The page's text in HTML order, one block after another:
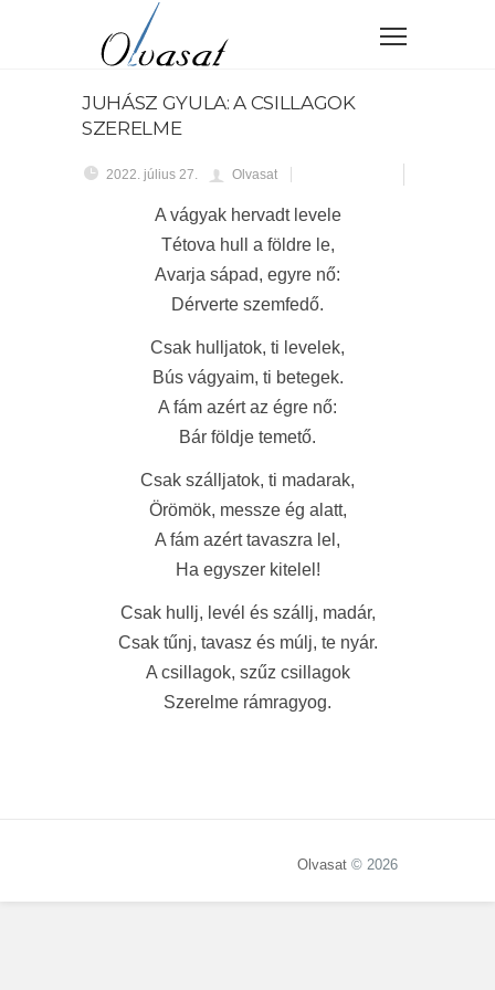
JUHÁSZ GYULA: A CSILLAGOK
SZERELME
2022. július 27. Olvasat
A vágyak hervadt levele
Tétova hull a földre le,
Avarja sápad, egyre nő:
Dérverte szemfedő.
Csak hulljatok, ti levelek,
Bús vágyaim, ti betegek.
A fám azért az égre nő:
Bár földje temető.
Csak szálljatok, ti madarak,
Örömök, messze ég alatt,
A fám azért tavaszra lel,
Ha egyszer kitelel!
Csak hullj, levél és szállj, madár,
Csak tűnj, tavasz és múlj, te nyár.
A csillagok, szűz csillagok
Szerelme rámragyog.
Olvasat © 2026